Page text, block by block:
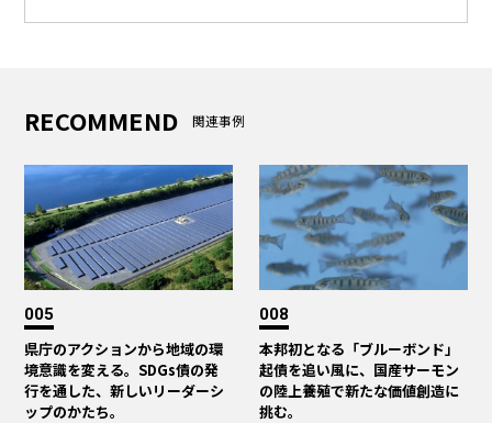
RECOMMEND 関連事例
005
県庁のアクションから地域の環
境意識を変える。SDGs債の発
行を通した、新しいリーダーシ
ップのかたち。
008
本邦初となる「ブルーボンド」
起債を追い風に、国産サーモン
の陸上養殖で新たな価値創造に
挑む。